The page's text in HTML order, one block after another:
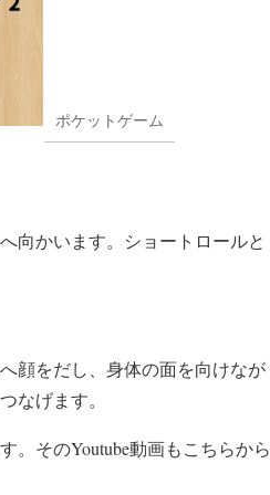
ポケットゲーム
向かいます。ショートロールと
顔をだし、身体の面を向けなが
なげます。
。そのYoutube動画もこちらから